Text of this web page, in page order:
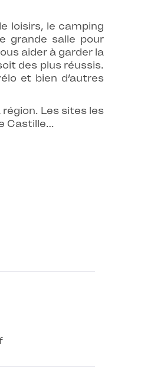
loisirs, le camping
grande salle pour
aider à garder la
des plus réussis.
et bien d’autres
Les sites les
Castille…